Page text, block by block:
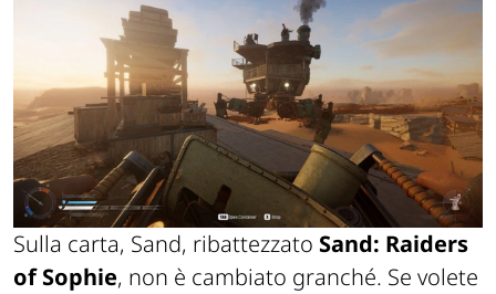
Sulla carta, Sand, ribattezzato Sand: Raiders
of Sophie, non è cambiato granché. Se volete